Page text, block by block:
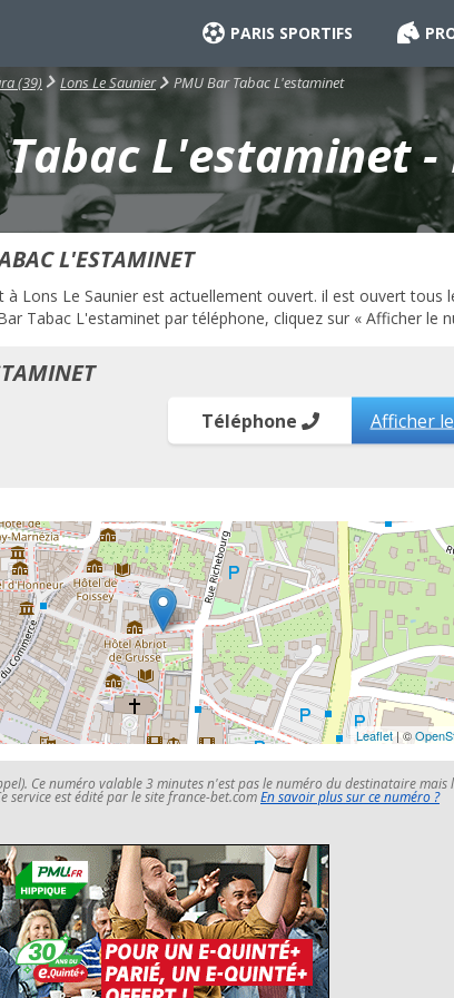
PARIS SPORTIFS
(39) Lons Le Saunier PMU Bar Tabac L'estaminet
L'estaminet -
L'ESTAMINET
à Lons Le Saunier est actuellement ouvert. il est ouvert tous
Tabac L'estaminet par téléphone, cliquez sur « Afficher le
Téléphone Afficher
Leaflet | ©
Ce numéro valable 3 minutes n'est pas le numéro du destinataire mais
service est édité par le site france-bet.comEn savoir plus sur ce numéro ?